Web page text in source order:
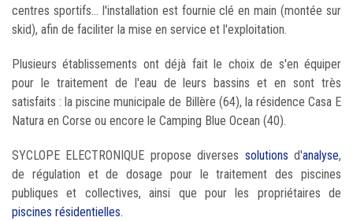
centres sportifs... l'installation est fournie clé en main (montée sur
skid), afin de faciliter la mise en service et l'exploitation.
Plusieurs établissements ont déjà fait le choix de s'en équiper
pour le traitement de l'eau de leurs bassins et en sont très
satisfaits : la piscine municipale de Billère (64), la résidence Casa E
Natura en Corse ou encore le Camping Blue Ocean (40).
SYCLOPE ELECTRONIQUE propose diverses solutions d'analyse,
de régulation et de dosage pour le traitement des piscines
publiques et collectives, ainsi que pour les propriétaires de
piscines résidentielles.